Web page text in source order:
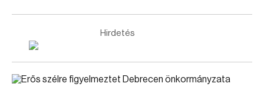
Hirdetés